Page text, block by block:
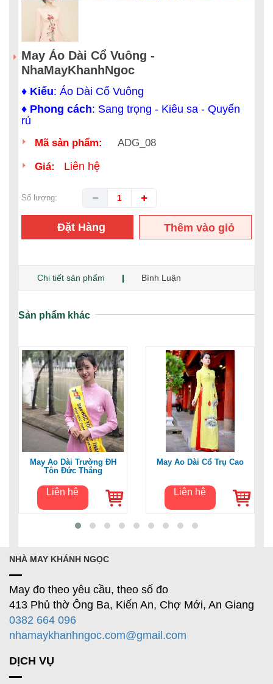
May Áo Dài Cổ Vuông -
NhaMayKhanhNgoc
♦ Kiểu: Áo Dài Cổ Vuông
♦ Phong cách: Sang trọng - Kiêu sa - Quyến
rủ
Mã sản phẩm: ADG_08
Giá: Liên hệ
Số lượng:
Đặt Hàng
Thêm vào giỏ
Chi tiết sản phẩm Bình Luận
Sản phẩm khác
May Áo Dài Trường ĐH
Tôn Đức Thắng
Liên hệ
May Áo Dài Cổ Trụ Cao
Liên hệ
NHÀ MAY KHÁNH NGỌC
May đo theo yêu cầu, theo số đo
413 Phủ thờ Ông Ba, Kiến An, Chợ Mới, An Giang
0382 664 096
nhamaykhanhngoc.com@gmail.com
DỊCH VỤ